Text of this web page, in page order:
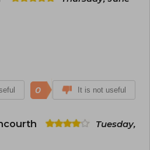
0 It is not useful
Tuesday,